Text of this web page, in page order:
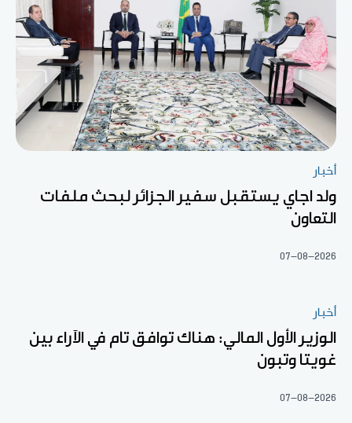
أخبار
ولد اجاي يستقبل سفير الجزائر لبحث ملفات
التعاون
07-08-2026
أخبار
الوزير الأول المالي: هناك توافق تام في الآراء بين
غويتا وتبون
07-08-2026